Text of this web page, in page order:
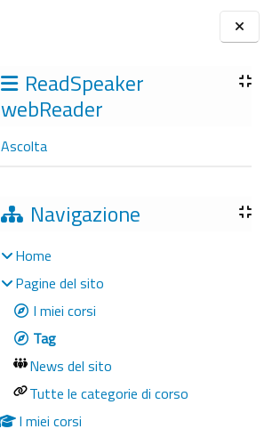
Blocchi
ReadSpeaker
webReader
Ascolta
Navigazione
Home
Pagine del sito
I miei corsi
Tag
News del sito
Tutte le categorie di corso
I miei corsi